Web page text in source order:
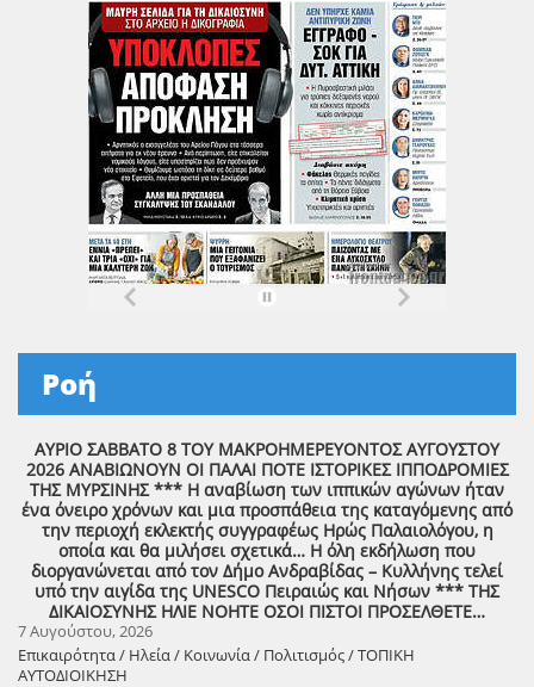
Ροή
ΑΥΡΙΟ ΣΑΒΒΑΤΟ 8 ΤΟΥ ΜΑΚΡΟΗΜΕΡΕΥΟΝΤΟΣ ΑΥΓΟΥΣΤΟΥ
2026 ΑΝΑΒΙΩΝΟΥΝ ΟΙ ΠΑΛΑΙ ΠΟΤΕ ΙΣΤΟΡΙΚΕΣ ΙΠΠΟΔΡΟΜΙΕΣ
ΤΗΣ ΜΥΡΣΙΝΗΣ *** Η αναβίωση των ιππικών αγώνων ήταν
ένα όνειρο χρόνων και μια προσπάθεια της καταγόμενης από
την περιοχή εκλεκτής συγγραφέως Ηρώς Παλαιολόγου, η
οποία και θα μιλήσει σχετικά… Η όλη εκδήλωση που
διοργανώνεται από τον Δήμο Ανδραβίδας – Κυλλήνης τελεί
υπό την αιγίδα της UNESCO Πειραιώς και Νήσων *** ΤΗΣ
ΔΙΚΑΙΟΣΥΝΗΣ ΗΛΙΕ ΝΟΗΤΕ ΟΣΟΙ ΠΙΣΤΟΙ ΠΡΟΣΕΛΘΕΤΕ…
7 Αυγούστου, 2026
Επικαιρότητα / Ηλεία / Κοινωνία / Πολιτισμός / ΤΟΠΙΚΗ
ΑΥΤΟΔΙΟΙΚΗΣΗ